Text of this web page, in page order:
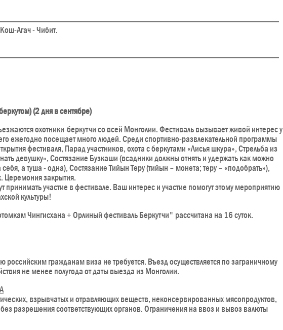
Агач - Чибит.
(2 дня в сентябре)
охотники-беркутчи со всей Монголии. Фестиваль вызывает живой интерес у
ежегодно посещает много людей. Среди спортивно-развлекательной программы
фестиваля, Парад участников, охота с беркутами «Лисья шкура», Стрельба из
девушку», Состязание Бузкаши (всадники должны отнять и удержать как можно
а туша - одна), Состязание Тийын Теру (тийын – монета; теру – «подобрать»),
Церемония закрытия.
принимать участие в фестивале. Ваш интерес и участие помогут этому мероприятию
культуры!
Чингисхана + Орлиный фестиваль Беркутчи" рассчитана на 16 суток.
российским гражданам виза не требуется. Въезд осуществляется по заграничному
не менее полугода от даты выезда из Монголии.
взрывчатых и отравляющих веществ, неконсервированных мясопродуктов,
разрешения соответствующих органов. Ограничения на ввоз и вывоз валюты